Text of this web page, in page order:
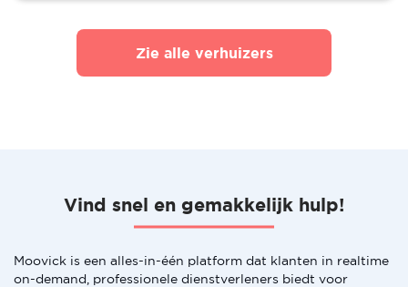
Zie alle verhuizers
Vind snel en gemakkelijk hulp!
Moovick is een alles-in-één platform dat klanten in realtime
on-demand, professionele dienstverleners biedt voor